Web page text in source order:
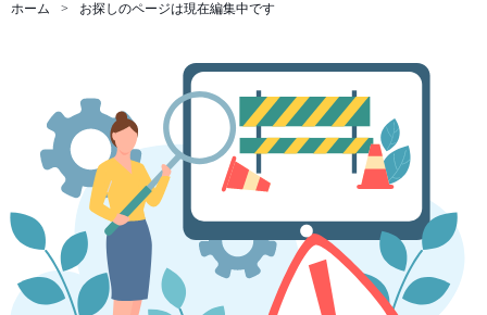
ホーム お探しのページは現在編集中です